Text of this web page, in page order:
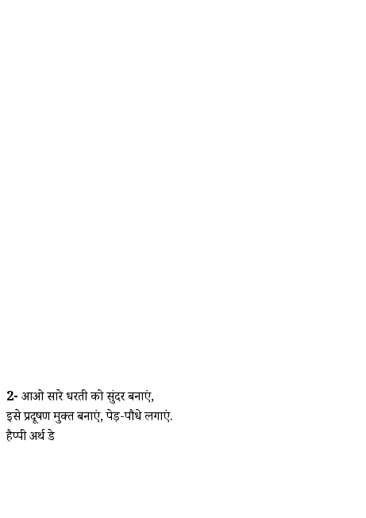
2- आओ सारे धरती को सुंदर बनाएं,
इसे प्रदूषण मुक्त बनाएं, पेड़-पौधे लगाएं.
हैप्पी अर्थ डे